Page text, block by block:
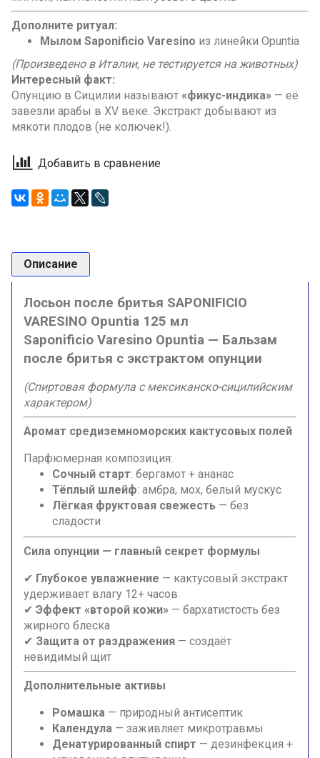
Дополните ритуал:
Мылом Saponificio Varesino из линейки Opuntia
(Произведено в Италии, не тестируется на животных)
Интересный факт:
Опунцию в Сицилии называют «фикус-индика» — её
завезли арабы в XV веке. Экстракт добывают из
мякоти плодов (не колючек!).
Добавить в сравнение
Описание
Лосьон после бритья SAPONIFICIO
VARESINO Opuntia 125 мл
Saponificio Varesino Opuntia — Бальзам
после бритья с экстрактом опунции
(Спиртовая формула с мексиканско-сицилийским
характером)
Аромат средиземноморских кактусовых полей
Парфюмерная композиция:
Сочный старт: бергамот + ананас
Тёплый шлейф: амбра, мох, белый мускус
Лёгкая фруктовая свежесть — без
сладости
Сила опунции — главный секрет формулы
✔ Глубокое увлажнение — кактусовый экстракт
удерживает влагу 12+ часов
✔ Эффект «второй кожи» — бархатистость без
жирного блеска
✔ Защита от раздражения — создаёт
невидимый щит
Дополнительные активы
Ромашка — природный антисептик
Календула — заживляет микротравмы
Денатурированный спирт — дезинфекция +